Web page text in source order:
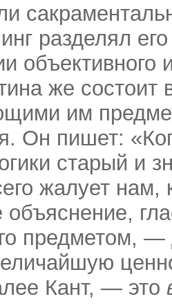
разделял
объективного
же состоит
им
Он пишет:
старый и
жалует нам,
предметом,
Кант, — это